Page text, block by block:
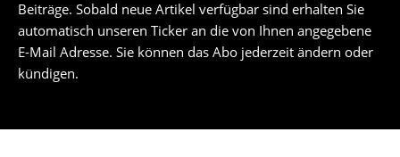
Beiträge. Sobald neue Artikel verfügbar sind erhalten Sie
automatisch unseren Ticker an die von Ihnen angegebene
E-Mail Adresse. Sie können das Abo jederzeit ändern oder
kündigen.